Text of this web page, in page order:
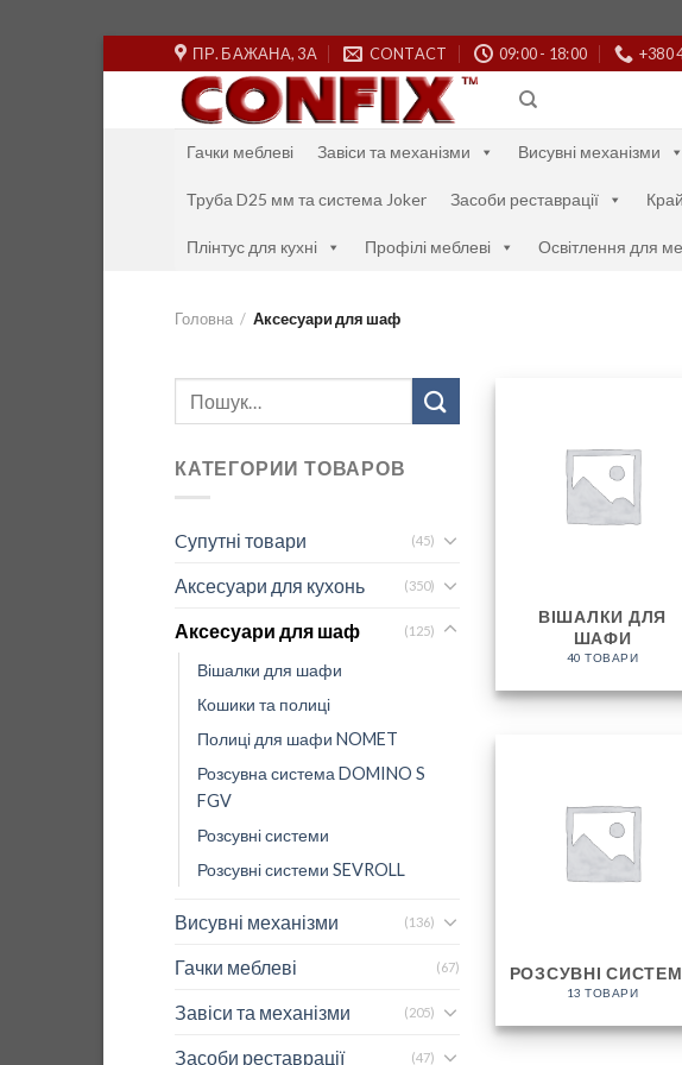
to
ПР. БАЖАНА, 3А CONTACT 09:00 - 18:00 +380
Гачки меблеві Завіси та механізми Висувні механізми
Труба D25 мм та система Joker Засоби реставрації
Плінтус для кухні Профілі меблеві Освітлення для
Головна / Аксесуари для шаф
Шукати:
КАТЕГОРИИ ТОВАРОВ
Cупутні товари (45)
Аксесуари для кухонь (350)
Аксесуари для шаф (125)
Вішалки для шафи
Кошики та полиці
Полиці для шафи NOMET
Розсувна система DOMINO S
FGV
Розсувні системи
Розсувні системи SEVROLL
Висувні механізми (136)
Гачки меблеві (67)
Завіси та механізми (205)
Засоби реставрації (47)
ВІШАЛКИ ДЛЯ
ШАФИ
40 ТОВАРИ
РОЗСУВНІ
13 ТОВАРИ